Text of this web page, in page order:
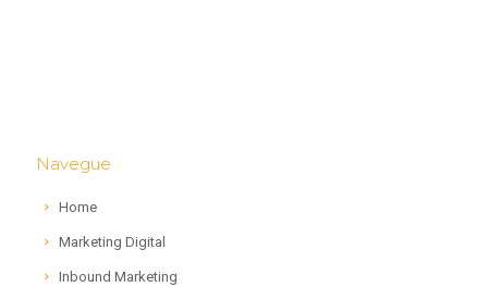
Navegue
Home
Marketing Digital
Inbound Marketing